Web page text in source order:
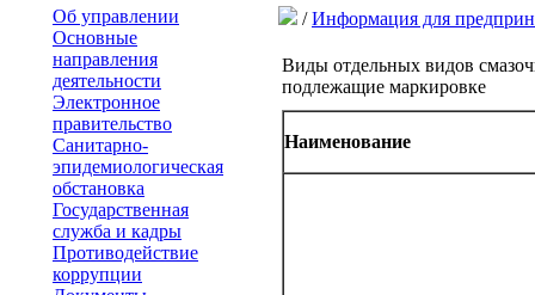
Об управлении
Основные
направления
деятельности
Электронное
правительство
Санитарно-
эпидемиологическая
обстановка
Государственная
служба и кадры
Противодействие
коррупции
/Информация для
Виды отдельных видов
подлежащие маркировке
Наименование